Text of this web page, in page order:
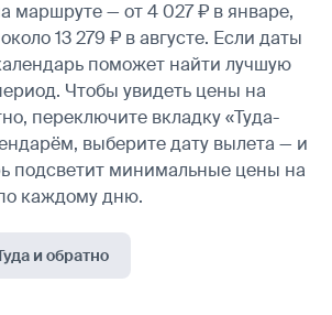
маршруте — от 4 027 ₽ в январе,
13 279 ₽ в августе. Если даты
поможет найти лучшую
Чтобы увидеть цены на
переключите вкладку «Туда-
выберите дату вылета — и
подсветит минимальные цены на
каждому дню.
и обратно